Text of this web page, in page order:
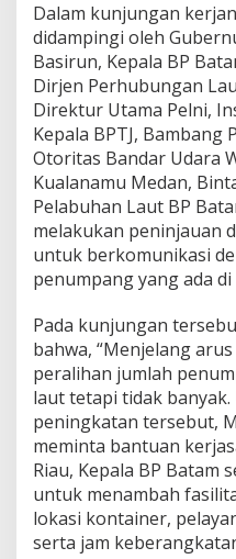
B
u
d
i
K
a
r
y
a
S
u
m
a
d
i
n
j
a
u
K
e
s
i
p
a
Dalam kunjungan
didampingi oleh
Basirun, Kepala BP
Dirjen Perhubungan
Direktur Utama Pelni,
Kepala BPTJ,
Otoritas Bandar Udara
Kualanamu Medan,
Pelabuhan Laut BP
melakukan peninjauan
untuk berkomunikasi
penumpang yang ada
Pada kunjungan
bahwa, “Menjelang
peralihan jumlah
laut tetapi tidak
peningkatan tersebut,
meminta bantuan
Riau, Kepala BP Batam
untuk menambah
lokasi kontainer,
serta jam